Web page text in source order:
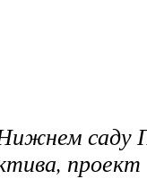
саду